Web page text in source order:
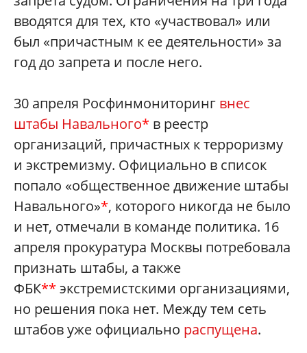
вводятся для тех, кто «участвовал» или
был «причастным к ее деятельности» за
год до запрета и после него.
30 апреля Росфинмониторинг внес
штабы Навального* в реестр
организаций, причастных к терроризму
и экстремизму. Официально в список
попало «общественное движение штабы
Навального»*, которого никогда не было
и нет, отмечали в команде политика. 16
апреля прокуратура Москвы потребовала
признать штабы, а также
ФБК** экстремистскими организациями,
но решения пока нет. Между тем сеть
штабов уже официально распущена.